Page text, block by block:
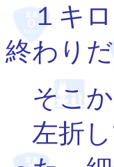
１キロ
終わり
そこか
左折し